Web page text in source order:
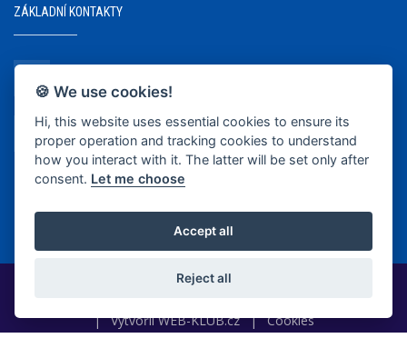
ZÁKLADNÍ KONTAKTY
+420 737 218 679
info@bkopava.cz
www.bkopava.cz
| VytvořilWEB-KLUB.cz | Cookies
🍪 We use cookies!
Hi, this website uses essential cookies to ensure its
proper operation and tracking cookies to understand
how you interact with it. The latter will be set only after
consent. Let me choose
Accept all
Reject all